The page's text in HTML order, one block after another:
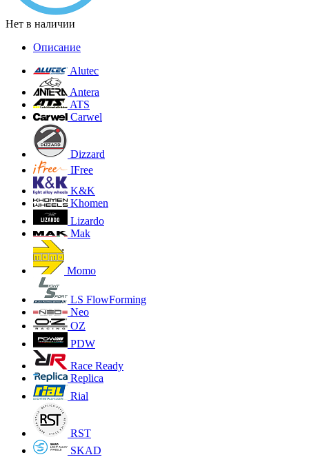
Нет в наличии
Описание
Alutec
Antera
ATS
Carwel
Dizzard
IFree
K&K
Khomen
Lizardo
Mak
Momo
LS FlowForming
Neo
OZ
PDW
Race Ready
Replica
Rial
RST
SKAD